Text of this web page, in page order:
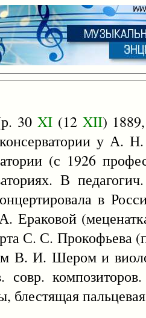
30 XI(12 XII)
у А.
(с 1926
В
в
Ераковой
С. С. Прокофьева
В. И. Шером и
блестящая